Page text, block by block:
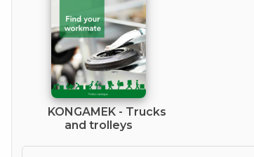
KONGAMEK - Trucks
and trolleys